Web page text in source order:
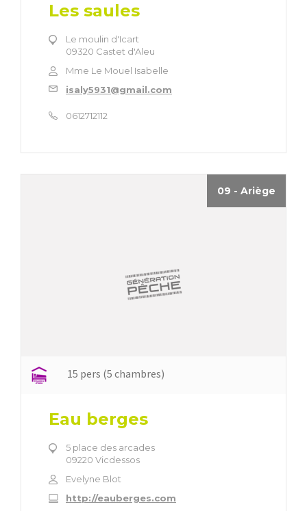
Les saules
Le moulin d'Icart
09320 Castet d'Aleu
Mme Le Mouel Isabelle
isaly5931@gmail.com
0612712112
09 - Ariège
15 pers (5 chambres)
Eau berges
5 place des arcades
09220 Vicdessos
Evelyne Blot
http://eauberges.com